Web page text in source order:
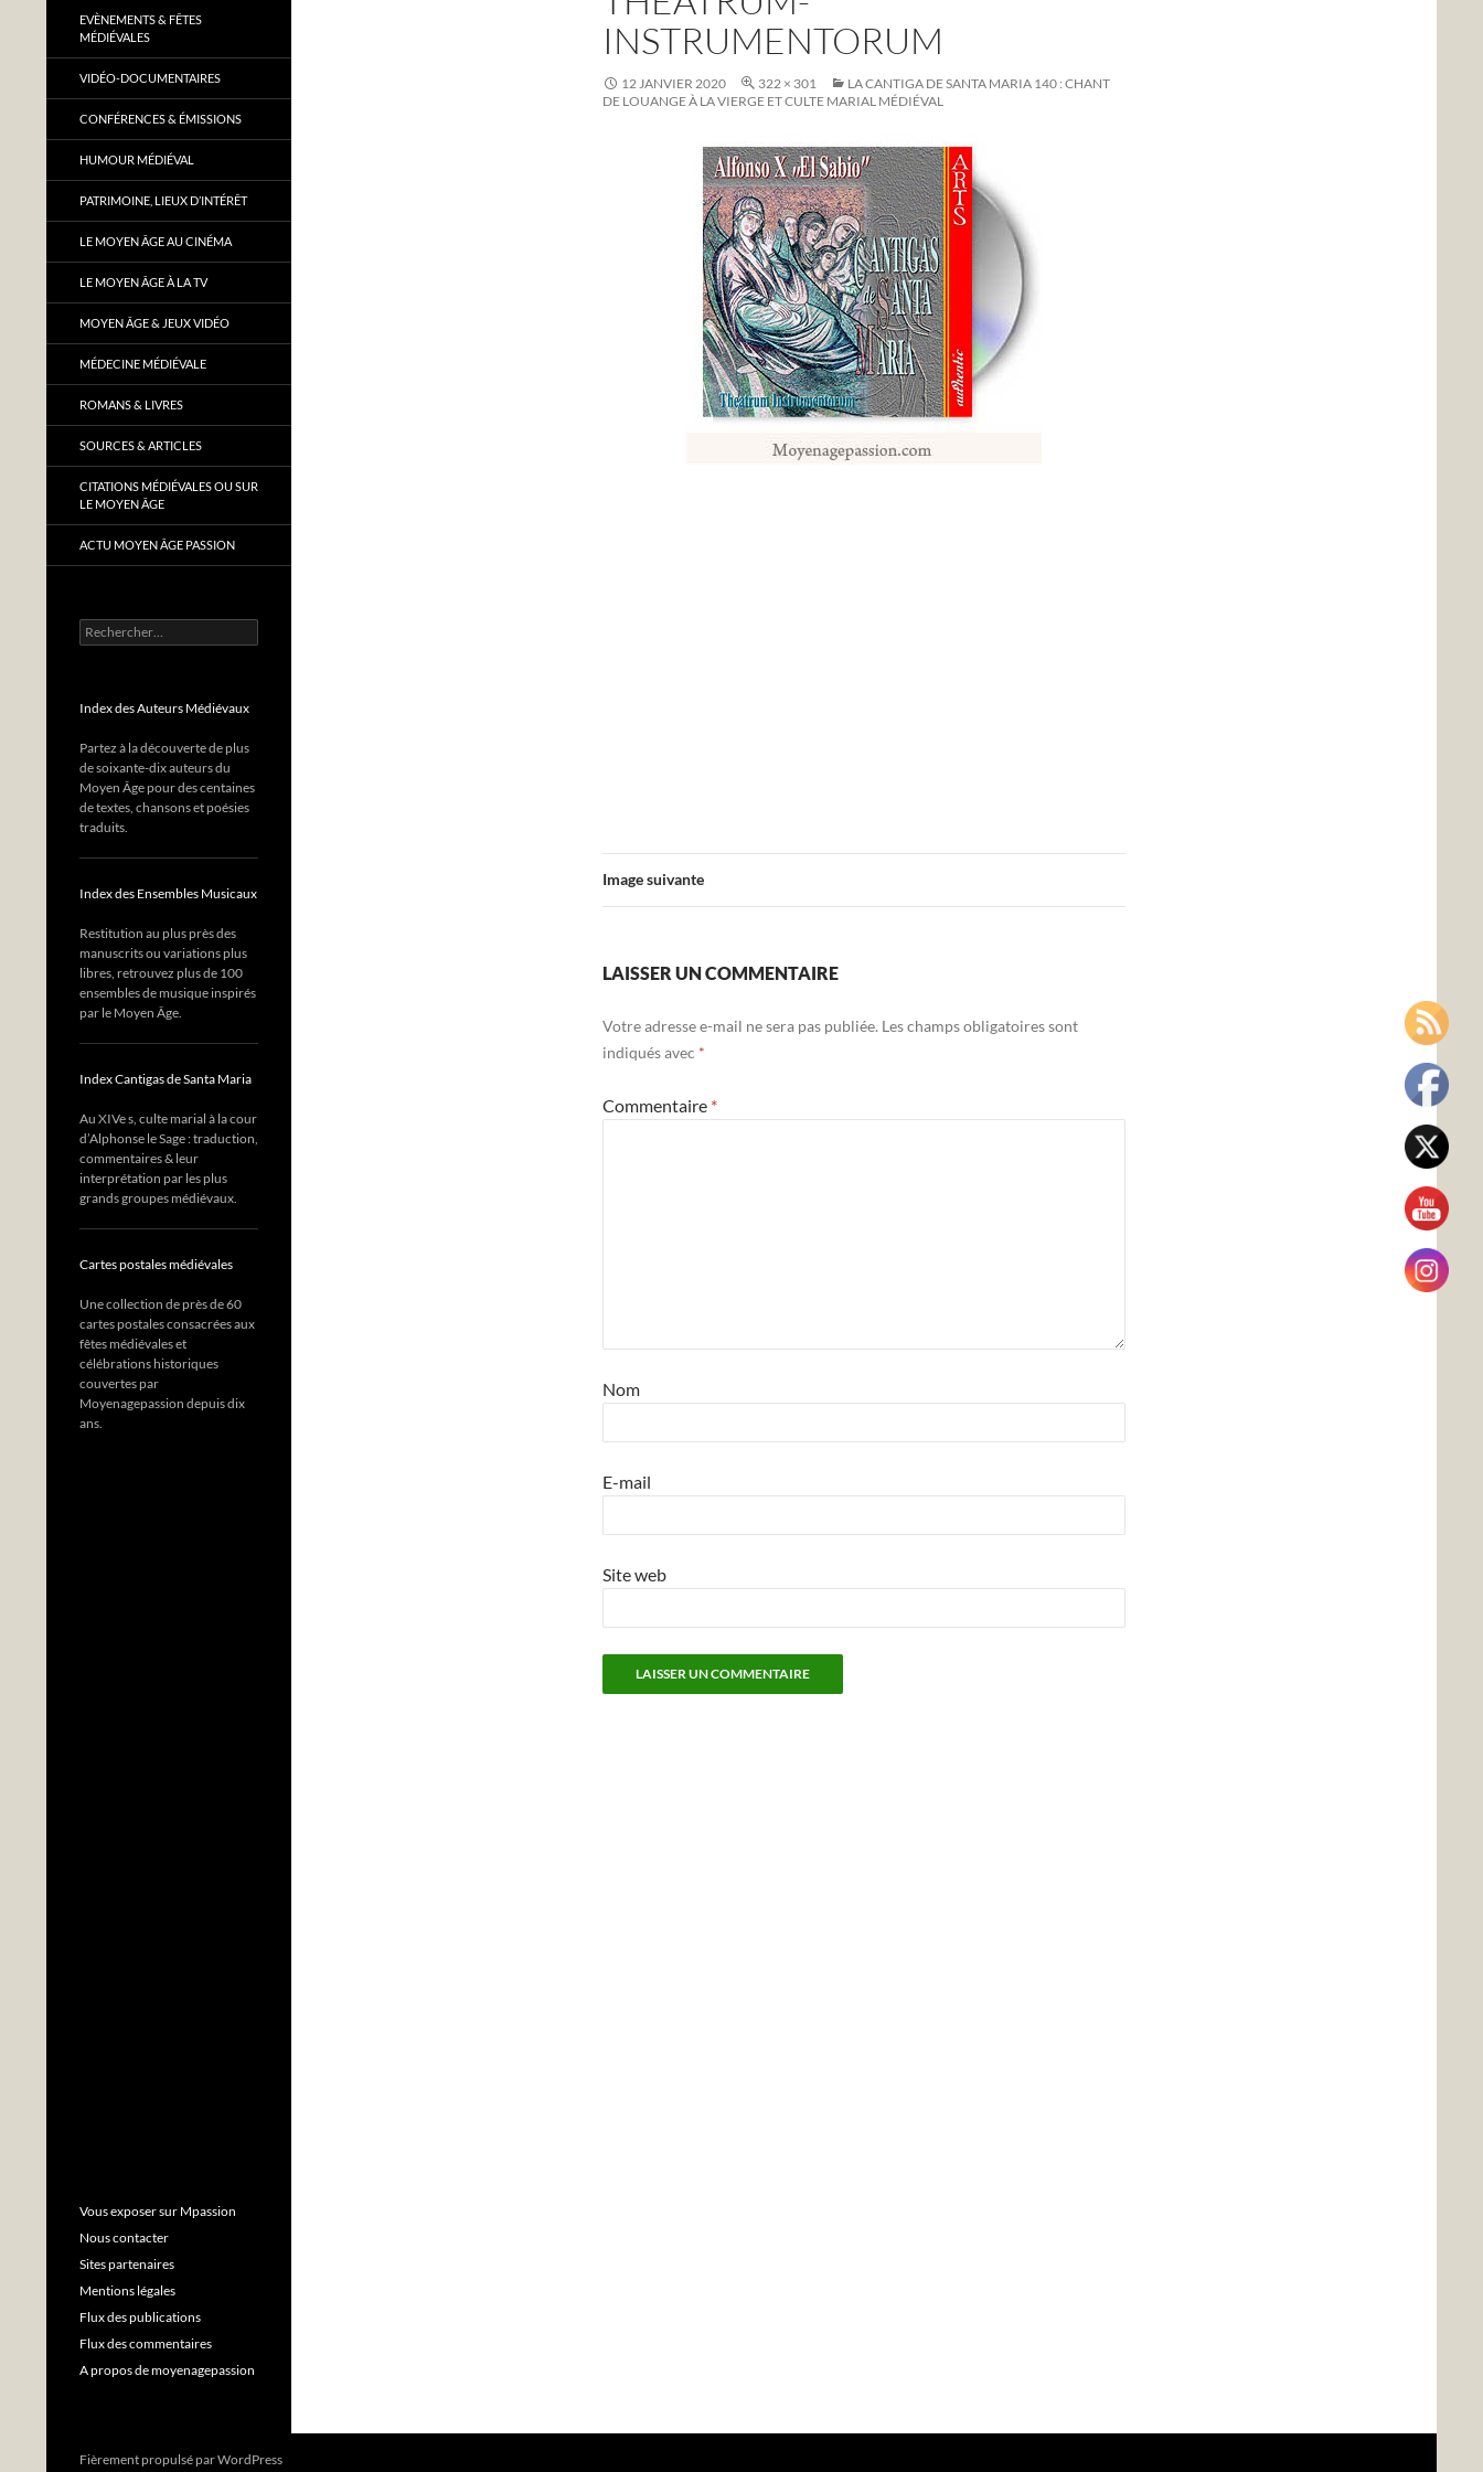
INSTRUMENTORUM
12 JANVIER 2020 322 × 301
LA CANTIGA DE SANTA MARIA 140 : CHANT
DE LOUANGE À LA VIERGE ET CULTE MARIAL MÉDIÉVAL
Image suivante
LAISSER UN COMMENTAIRE
Votre adresse e-mail ne sera pas publiée. Les champs obligatoires sont
indiqués avec *
Commentaire *
Nom
E-mail
Site web
EVÈNEMENTS & FÊTES
MÉDIÉVALES
VIDÉO-DOCUMENTAIRES
CONFÉRENCES & ÉMISSIONS
HUMOUR MÉDIÉVAL
PATRIMOINE, LIEUX D’INTÉRÊT
LE MOYEN ÂGE AU CINÉMA
LE MOYEN ÂGE À LA TV
MOYEN ÂGE & JEUX VIDÉO
MÉDECINE MÉDIÉVALE
ROMANS & LIVRES
SOURCES & ARTICLES
CITATIONS MÉDIÉVALES OU SUR
LE MOYEN ÂGE
ACTU MOYEN ÂGE PASSION
Rechercher :
Index des Auteurs Médiévaux
Partez à la découverte de plus
de soixante-dix auteurs du
Moyen Âge pour des centaines
de textes, chansons et poésies
traduits.
Index des Ensembles Musicaux
Restitution au plus près des
manuscrits ou variations plus
libres, retrouvez plus de 100
ensembles de musique inspirés
par le Moyen Âge.
Index Cantigas de Santa Maria
Au XIVe s, culte marial à la cour
d’Alphonse le Sage : traduction,
commentaires & leur
interprétation par les plus
grands groupes médiévaux.
Cartes postales médiévales
Une collection de près de 60
cartes postales consacrées aux
fêtes médiévales et
célébrations historiques
couvertes par
Moyenagepassion depuis dix
ans.
Vous exposer sur Mpassion
Nous contacter
Sites partenaires
Mentions légales
Flux des publications
Flux des commentaires
A propos de moyenagepassion
Fièrement propulsé par WordPress